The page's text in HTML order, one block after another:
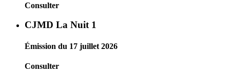
Consulter
CJMD La Nuit 1
Émission du 17 juillet 2026
Consulter